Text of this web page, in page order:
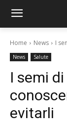
Home News I
News Salute
I semi
evitarli